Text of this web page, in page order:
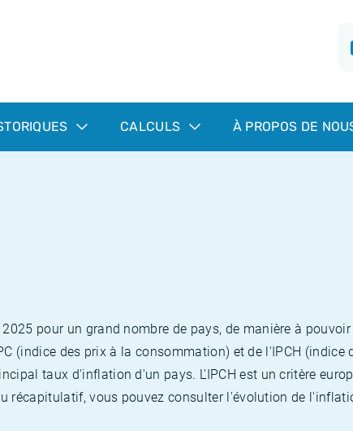
CALCULS À PROPOS DE
pour un grand nombre de pays, de manière à
(indice des prix à la consommation) et de l'IPCH (indice
taux d'inflation d'un pays. L'IPCH est un critère
récapitulatif, vous pouvez consulter l'évolution de